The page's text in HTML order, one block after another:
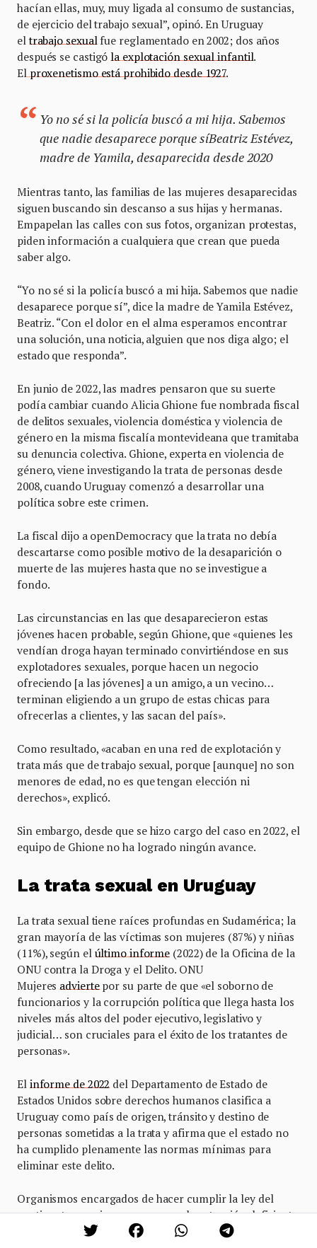
hacían ellas, muy, muy ligada al consumo de sustancias,
de ejercicio del trabajo sexual”, opinó. En Uruguay
eltrabajo sexualfue reglamentado en 2002; dos años
después se castigóla explotación sexual infantil.
Elproxenetismo está prohibido desde 1927.
Yo no sé si la policía buscó a mi hija. Sabemos
que nadie desaparece porque síBeatriz Estévez,
madre de Yamila, desaparecida desde 2020
Mientras tanto, las familias de las mujeres desaparecidas
siguen buscando sin descanso a sus hijas y hermanas.
Empapelan las calles con sus fotos, organizan protestas,
piden información a cualquiera que crean que pueda
saber algo.
“Yo no sé si la policía buscó a mi hija. Sabemos que nadie
desaparece porque sí”, dice la madre de Yamila Estévez,
Beatriz. “Con el dolor en el alma esperamos encontrar
una solución, una noticia, alguien que nos diga algo; el
estado que responda”.
En junio de 2022, las madres pensaron que su suerte
podía cambiar cuando Alicia Ghione fue nombrada fiscal
de delitos sexuales, violencia doméstica y violencia de
género en la misma fiscalía montevideana que tramitaba
su denuncia colectiva. Ghione, experta en violencia de
género, viene investigando la trata de personas desde
2008, cuando Uruguay comenzó a desarrollar una
política sobre este crimen.
La fiscal dijo a openDemocracy que la trata no debía
descartarse como posible motivo de la desaparición o
muerte de las mujeres hasta que no se investigue a
fondo.
Las circunstancias en las que desaparecieron estas
jóvenes hacen probable, según Ghione, que «quienes les
vendían droga hayan terminado convirtiéndose en sus
explotadores sexuales, porque hacen un negocio
ofreciendo [a las jóvenes] a un amigo, a un vecino…
terminan eligiendo a un grupo de estas chicas para
ofrecerlas a clientes, y las sacan del país».
Como resultado, «acaban en una red de explotación y
trata más que de trabajo sexual, porque [aunque] no son
menores de edad, no es que tengan elección ni
derechos», explicó.
Sin embargo, desde que se hizo cargo del caso en 2022, el
equipo de Ghione no ha logrado ningún avance.
La trata sexual en Uruguay
La trata sexual tiene raíces profundas en Sudamérica; la
gran mayoría de las víctimas son mujeres (87%) y niñas
(11%), según el último informe (2022) de la Oficina de la
ONU contra la Droga y el Delito. ONU
Mujeres adviertepor su parte de que «el soborno de
funcionarios y la corrupción política que llega hasta los
niveles más altos del poder ejecutivo, legislativo y
judicial… son cruciales para el éxito de los tratantes de
personas».
El informe de 2022 del Departamento de Estado de
Estados Unidos sobre derechos humanos clasifica a
Uruguay como país de origen, tránsito y destino de
personas sometidas a la trata y afirma que el estado no
ha cumplido plenamente las normas mínimas para
eliminar este delito.
Organismos encargados de hacer cumplir la ley del
continente americano reconocen la actuación deficiente
de Uruguay en la lucha contra la trata de personas.